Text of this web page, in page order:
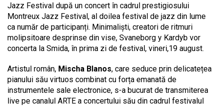
Jazz Festival după un concert în cadrul prestigiosului
Montreux Jazz Festival, al doilea festival de jazz din lume
ca număr de participanți. Minimaliști, creatori de ritmuri
molipsitoare desprinse din vise, Svaneborg y Kardyb vor
concerta la Smida, în prima zi de festival, vineri,19 august.
Artistul român, Mischa Blanos, care seduce prin delicatețea
pianului său virtuos combinat cu forța emanată de
instrumentele sale electronice, s-a bucurat de transmiterea
live pe canalul ARTE a concertului său din cadrul festivalul